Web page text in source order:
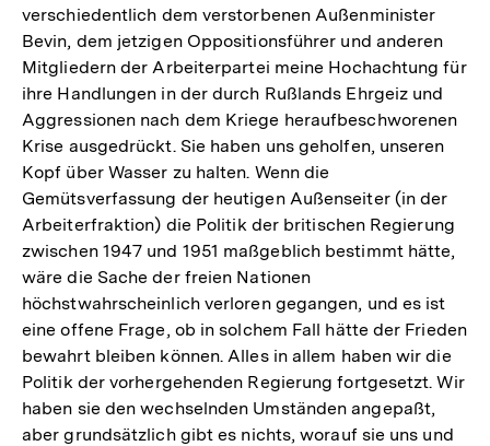
verschiedentlich dem verstorbenen Außenminister
Bevin, dem jetzigen Oppositionsführer und anderen
Mitgliedern der Arbeiterpartei meine Hochachtung für
ihre Handlungen in der durch Rußlands Ehrgeiz und
Aggressionen nach dem Kriege heraufbeschworenen
Krise ausgedrückt. Sie haben uns geholfen, unseren
Kopf über Wasser zu halten. Wenn die
Gemütsverfassung der heutigen Außenseiter (in der
Arbeiterfraktion) die Politik der britischen Regierung
zwischen 1947 und 1951 maßgeblich bestimmt hätte,
wäre die Sache der freien Nationen
höchstwahrscheinlich verloren gegangen, und es ist
eine offene Frage, ob in solchem Fall hätte der Frieden
bewahrt bleiben können. Alles in allem haben wir die
Politik der vorhergehenden Regierung fortgesetzt. Wir
haben sie den wechselnden Umständen angepaßt,
aber grundsätzlich gibt es nichts, worauf sie uns und